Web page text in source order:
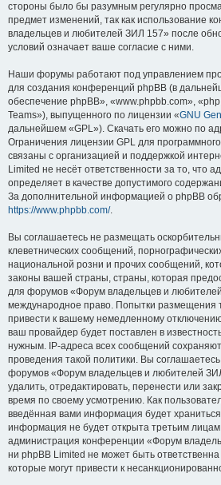
стороны было бы разумным регулярно
предмет изменений, так как использование
владельцев и любителей ЗИЛ 157» после
условий означает ваше согласие с ними.
Наши форумы работают под управлением
для создания конференций phpBB (в
обеспечение phpBB», «www.phpbb.com»,
Teams»), выпущенного по лицензии «GNU
дальнейшем «GPL»). Скачать его можно по
Ограничения лицензии GPL для
связаны с организацией и поддержкой
Limited не несёт ответственности за то, что
определяет в качестве допустимого
За дополнительной информацией о phpBB
https://www.phpbb.com/.
Вы соглашаетесь не размещать
клеветнических сообщений,
национальной розни и прочих сообщений,
законы вашей страны, страны, которая
для форумов «Форум владельцев и
международное право. Попытки размещения
привести к вашему немедленному
ваш провайдер будет поставлен в
нужным. IP-адреса всех сообщений
проведения такой политики. Вы
форумов «Форум владельцев и любителей
удалить, отредактировать, перенести или
время по своему усмотрению. Как
введённая вами информация будет
информация не будет открыта третьим
администрация конференции «Форум
ни phpBB Limited не может быть ответственна
которые могут привести к